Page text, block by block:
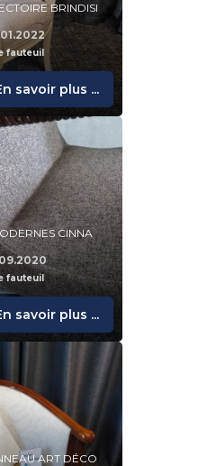
BRINDISI
fauteuil
savoir plus ...
CINNA
fauteuil
savoir plus ...
ART DÉCO